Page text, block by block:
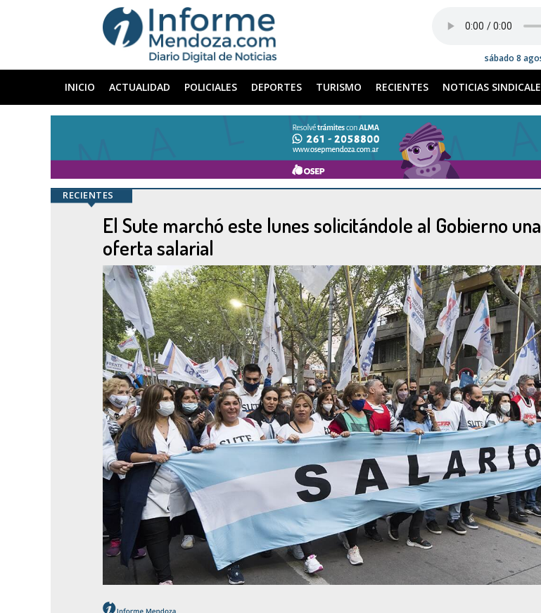
sábado 8
INICIO ACTUALIDAD POLICIALES DEPORTES TURISMO RECIENTES NOTICIAS
RECIENTES
El Sute marchó este lunes solicitándole al Gobierno
oferta salarial